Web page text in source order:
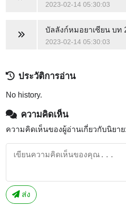
2023-02-14 05:30:03
บัลลังก์หมอยาเซียนบท
2023-02-14 05:30:03
ประวัติการอ่าน
No history.
ความคิดเห็น
ความคิดเห็นของผู้อ่านเกี่ยวกับนิยาย:
ส่ง